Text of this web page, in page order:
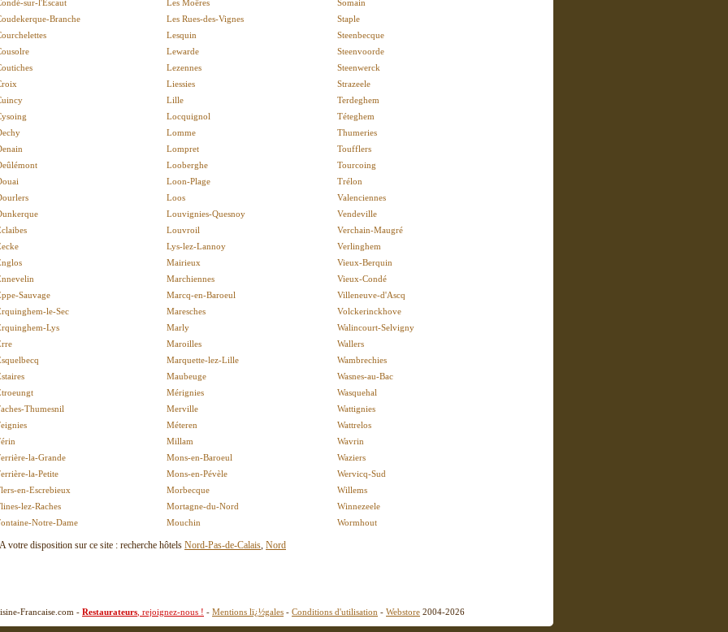
sur-l'Escaut
Branche
Sauvage
le-Sec
Lys
Thumesnil
la-Grande
la-Petite
en-Escrebieux
lez-Raches
Notre-Dame
Les Moëres
Les Rues-des-Vignes
Lesquin
Lewarde
Lezennes
Liessies
Lille
Locquignol
Lomme
Lompret
Looberghe
Loon-Plage
Loos
Louvignies-Quesnoy
Louvroil
Lys-lez-Lannoy
Mairieux
Marchiennes
Marcq-en-Baroeul
Maresches
Marly
Maroilles
Marquette-lez-Lille
Maubeuge
Mérignies
Merville
Méteren
Millam
Mons-en-Baroeul
Mons-en-Pévèle
Morbecque
Mortagne-du-Nord
Mouchin
Somain
Staple
Steenbecque
Steenvoorde
Steenwerck
Strazeele
Terdeghem
Téteghem
Thumeries
Toufflers
Tourcoing
Trélon
Valenciennes
Vendeville
Verchain-Maugré
Verlinghem
Vieux-Berquin
Vieux-Condé
Villeneuve-d'Ascq
Volckerinckhove
Walincourt-Selvigny
Wallers
Wambrechies
Wasnes-au-Bac
Wasquehal
Wattignies
Wattrelos
Wavrin
Waziers
Wervicq-Sud
Willems
Winnezeele
Wormhout
A votre disposition sur ce site : recherche hôtels Nord-Pas-de-Calais, Nord
Francaise.com - Restaurateurs , rejoignez-nous ! - Mentions lï¿½gales - Conditions d'utilisation - Webstore 2004-2026